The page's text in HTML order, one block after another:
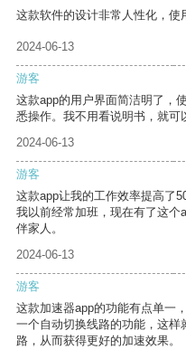
这款软件的设计非常人性化，使
2024-06-13
游客
这款app的用户界面简洁明了，
悉操作。我不用看说明书，就可
2024-06-13
游客
这款app让我的工作效率提高了
我以前经常加班，现在有了这
伴家人。
2024-06-13
游客
这款加速器app的功能有点单一
一个自动切换线路的功能，这
路，从而获得更好的加速效果。